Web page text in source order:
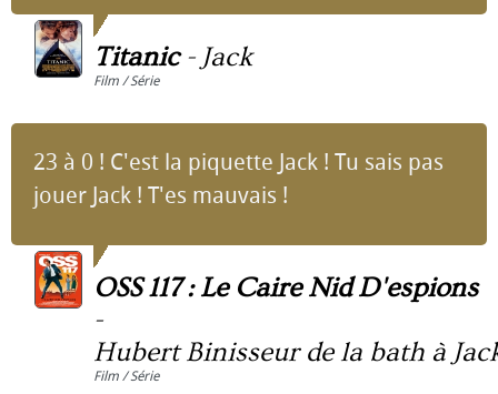
Titanic- Jack
Film / Série
23 à 0 ! C'est la piquette Jack ! Tu sais pas
jouer Jack ! T'es mauvais !
OSS 117 : Le Caire Nid D'espions
-
Hubert Binisseur de la bath à
Film / Série